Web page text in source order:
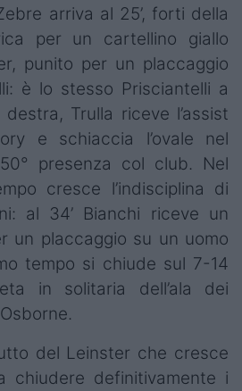
arriva al 25’, forti della
per un cartellino giallo
punito per un placcaggio
è lo stesso Prisciantelli a
Trulla riceve l’assist
e schiaccia l’ovale nel
presenza col club. Nel
cresce l’indisciplina di
al 34’ Bianchi riceve un
un placcaggio su un uomo
tempo si chiude sul 7-14
in solitaria dell’ala dei
del Leinster che cresce
chiudere definitivamente i